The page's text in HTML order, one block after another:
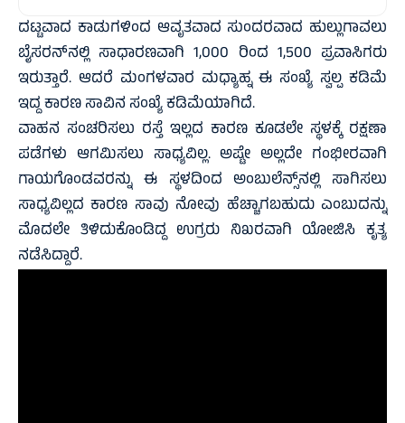
ದಟ್ಟವಾದ ಕಾಡುಗಳಿಂದ ಆವೃತವಾದ ಸುಂದರವಾದ ಹುಲ್ಲುಗಾವಲು
ಬೈಸರನ್‌ನಲ್ಲಿ ಸಾಧಾರಣವಾಗಿ 1,000 ರಿಂದ 1,500 ಪ್ರವಾಸಿಗರು
ಇರುತ್ತಾರೆ. ಆದರೆ ಮಂಗಳವಾರ ಮಧ್ಯಾಹ್ನ ಈ ಸಂಖ್ಯೆ ಸ್ವಲ್ಪ ಕಡಿಮೆ
ಇದ್ದ ಕಾರಣ ಸಾವಿನ ಸಂಖ್ಯೆ ಕಡಿಮೆಯಾಗಿದೆ.
ವಾಹನ ಸಂಚರಿಸಲು ರಸ್ತೆ ಇಲ್ಲದ ಕಾರಣ ಕೂಡಲೇ ಸ್ಥಳಕ್ಕೆ ರಕ್ಷಣಾ
ಪಡೆಗಳು ಆಗಮಿಸಲು ಸಾಧ್ಯವಿಲ್ಲ. ಅಷ್ಟೇ ಅಲ್ಲದೇ ಗಂಭೀರವಾಗಿ
ಗಾಯಗೊಂಡವರನ್ನು ಈ ಸ್ಥಳದಿಂದ ಅಂಬುಲೆನ್ಸ್‌ನಲ್ಲಿ ಸಾಗಿಸಲು
ಸಾಧ್ಯವಿಲ್ಲದ ಕಾರಣ ಸಾವು ನೋವು ಹೆಚ್ಚಾಗಬಹುದು ಎಂಬುದನ್ನು
ಮೊದಲೇ ತಿಳಿದುಕೊಂಡಿದ್ದ ಉಗ್ರರು ನಿಖರವಾಗಿ ಯೋಜಿಸಿ ಕೃತ್ಯ
ನಡೆಸಿದ್ದಾರೆ.